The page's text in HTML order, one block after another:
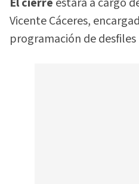
Vicente Cáceres,
programación de